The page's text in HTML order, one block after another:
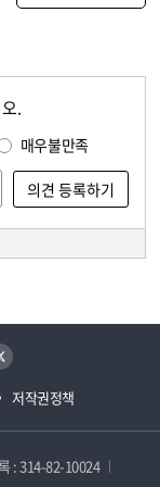
.
매우불만족
저작권정책
트위터
: 314-82-10024